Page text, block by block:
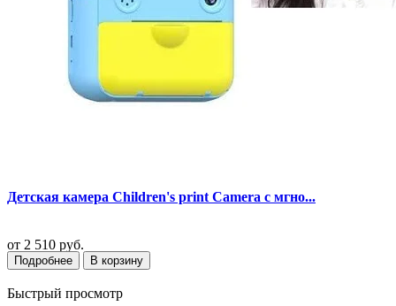
Детская камера Children's print Camera с мгно...
от 2 510 руб.
Подробнее В корзину
Быстрый просмотр